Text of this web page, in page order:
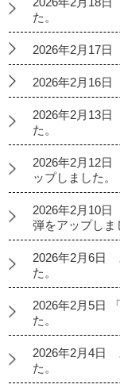
た。
2026年2月17日
2026年2月16日
2026年2月13
た。
2026年2月12
ップしました。
2026年2月10
弾をアップしま
2026年2月6日
た。
2026年2月5日
た。
2026年2月4日
た。